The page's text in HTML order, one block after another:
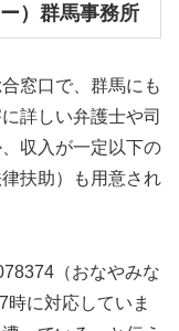
）群馬事務所
窓口で、群馬にも
詳しい弁護士や司
収入が一定以下の
扶助）も用意され
（おなやみな
時に対応していま